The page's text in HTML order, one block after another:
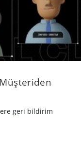
geri bildirim